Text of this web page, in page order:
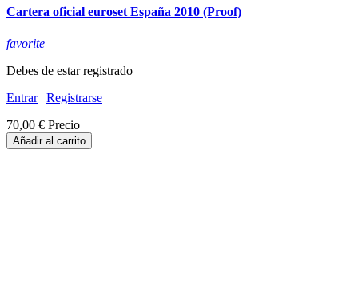
Cartera oficial euroset España 2010 (Proof)
favorite
Debes de estar registrado
Entrar| Registrarse
70,00 € Precio
Añadir al carrito